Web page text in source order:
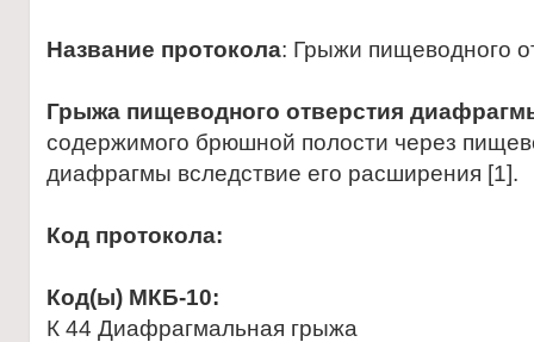
Название протокола: Грыжи пищеводного
Грыжа пищеводного отверстия
содержимого брюшной полости через
диафрагмы вследствие его расширения [1].
Код протокола:
Код(ы) МКБ-10:
К 44 Диафрагмальная грыжа